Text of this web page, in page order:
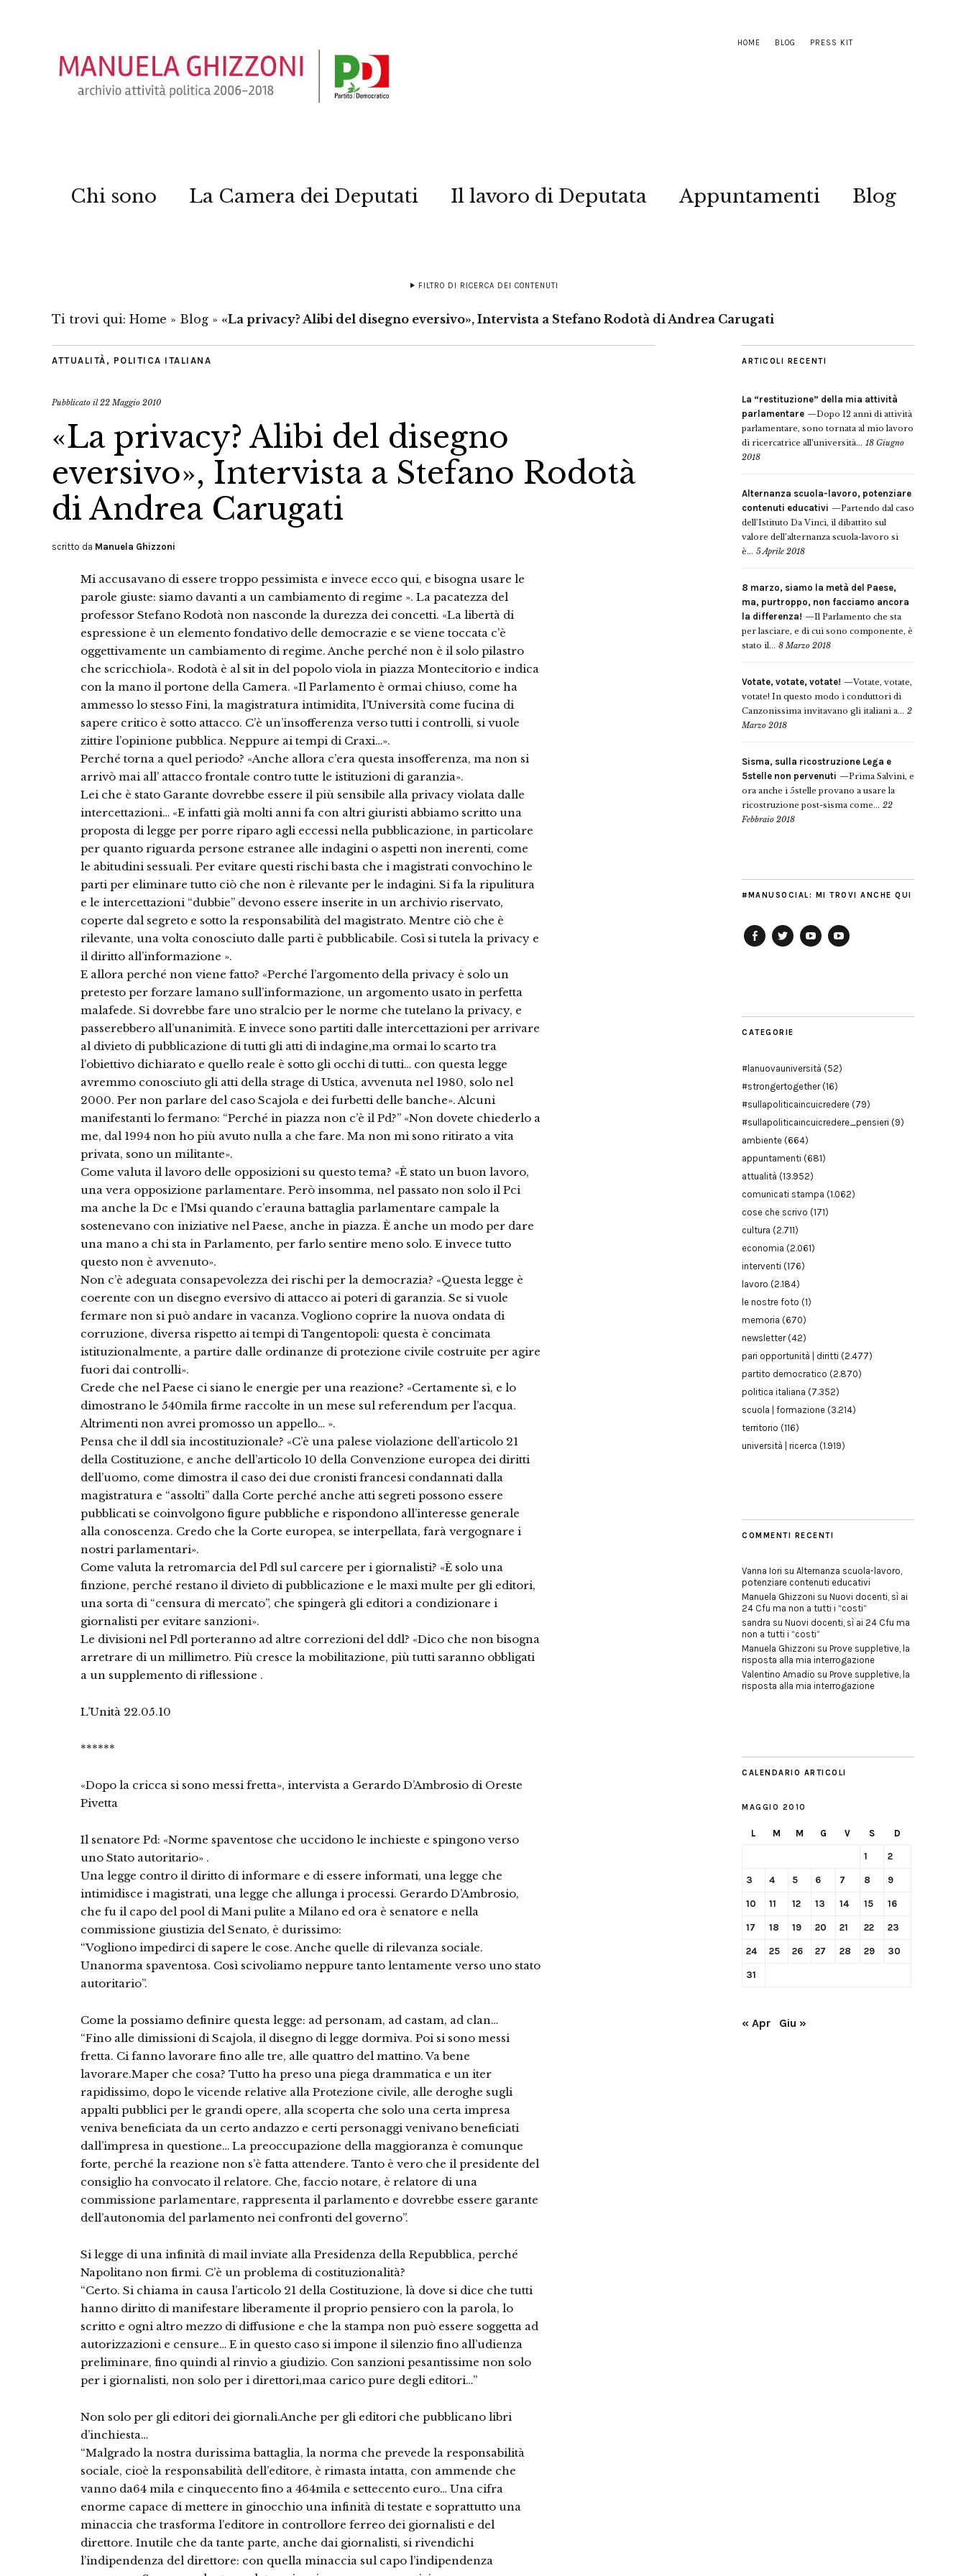
HOME BLOG PRESS KIT
Chi sono La Camera dei Deputati Il lavoro di Deputata Appuntamenti Blog
FILTRO DI RICERCA DEI CONTENUTI
Ti trovi qui: Home » Blog » «La privacy? Alibi del disegno eversivo», Intervista a Stefano Rodotà di Andrea Carugati
ATTUALITÀ , POLITICA ITALIANA
Pubblicato il22 Maggio 2010
«La privacy? Alibi del disegno
eversivo», Intervista a Stefano Rodotà
di Andrea Carugati
scritto da Manuela Ghizzoni
Mi accusavano di essere troppo pessimista e invece ecco qui, e bisogna usare le
parole giuste: siamo davanti a un cambiamento di regime ». La pacatezza del
professor Stefano Rodotà non nasconde la durezza dei concetti. «La libertà di
espressione è un elemento fondativo delle democrazie e se viene toccata c’è
oggettivamente un cambiamento di regime. Anche perché non è il solo pilastro
che scricchiola». Rodotà è al sit in del popolo viola in piazza Montecitorio e indica
con la mano il portone della Camera. «Il Parlamento è ormai chiuso, come ha
ammesso lo stesso Fini, la magistratura intimidita, l’Università come fucina di
sapere critico è sotto attacco. C’è un’insofferenza verso tutti i controlli, si vuole
zittire l’opinione pubblica. Neppure ai tempi di Craxi…».
Perché torna a quel periodo? «Anche allora c’era questa insofferenza, ma non si
arrivò mai all’ attacco frontale contro tutte le istituzioni di garanzia».
Lei che è stato Garante dovrebbe essere il più sensibile alla privacy violata dalle
intercettazioni… «E infatti già molti anni fa con altri giuristi abbiamo scritto una
proposta di legge per porre riparo agli eccessi nella pubblicazione, in particolare
per quanto riguarda persone estranee alle indagini o aspetti non inerenti, come
le abitudini sessuali. Per evitare questi rischi basta che i magistrati convochino le
parti per eliminare tutto ciò che non è rilevante per le indagini. Si fa la ripulitura
e le intercettazioni “dubbie” devono essere inserite in un archivio riservato,
coperte dal segreto e sotto la responsabilità del magistrato. Mentre ciò che è
rilevante, una volta conosciuto dalle parti è pubblicabile. Così si tutela la privacy e
il diritto all’informazione ».
E allora perché non viene fatto? «Perché l’argomento della privacy è solo un
pretesto per forzare lamano sull’informazione, un argomento usato in perfetta
malafede. Si dovrebbe fare uno stralcio per le norme che tutelano la privacy, e
passerebbero all’unanimità. E invece sono partiti dalle intercettazioni per arrivare
al divieto di pubblicazione di tutti gli atti di indagine,ma ormai lo scarto tra
l’obiettivo dichiarato e quello reale è sotto gli occhi di tutti… con questa legge
avremmo conosciuto gli atti della strage di Ustica, avvenuta nel 1980, solo nel
2000. Per non parlare del caso Scajola e dei furbetti delle banche». Alcuni
manifestanti lo fermano: “Perché in piazza non c’è il Pd?” «Non dovete chiederlo a
me, dal 1994 non ho più avuto nulla a che fare. Ma non mi sono ritirato a vita
privata, sono un militante».
Come valuta il lavoro delle opposizioni su questo tema? «È stato un buon lavoro,
una vera opposizione parlamentare. Però insomma, nel passato non solo il Pci
ma anche la Dc e l’Msi quando c’erauna battaglia parlamentare campale la
sostenevano con iniziative nel Paese, anche in piazza. È anche un modo per dare
una mano a chi sta in Parlamento, per farlo sentire meno solo. E invece tutto
questo non è avvenuto».
Non c’è adeguata consapevolezza dei rischi per la democrazia? «Questa legge è
coerente con un disegno eversivo di attacco ai poteri di garanzia. Se si vuole
fermare non si può andare in vacanza. Vogliono coprire la nuova ondata di
corruzione, diversa rispetto ai tempi di Tangentopoli: questa è concimata
istituzionalmente, a partire dalle ordinanze di protezione civile costruite per agire
fuori dai controlli».
Crede che nel Paese ci siano le energie per una reazione? «Certamente sì, e lo
dimostrano le 540mila firme raccolte in un mese sul referendum per l’acqua.
Altrimenti non avrei promosso un appello… ».
Pensa che il ddl sia incostituzionale? «C’è una palese violazione dell’articolo 21
della Costituzione, e anche dell’articolo 10 della Convenzione europea dei diritti
dell’uomo, come dimostra il caso dei due cronisti francesi condannati dalla
magistratura e “assolti” dalla Corte perché anche atti segreti possono essere
pubblicati se coinvolgono figure pubbliche e rispondono all’interesse generale
alla conoscenza. Credo che la Corte europea, se interpellata, farà vergognare i
nostri parlamentari».
Come valuta la retromarcia del Pdl sul carcere per i giornalisti? «È solo una
finzione, perché restano il divieto di pubblicazione e le maxi multe per gli editori,
una sorta di “censura di mercato”, che spingerà gli editori a condizionare i
giornalisti per evitare sanzioni».
Le divisioni nel Pdl porteranno ad altre correzioni del ddl? «Dico che non bisogna
arretrare di un millimetro. Più cresce la mobilitazione, più tutti saranno obbligati
a un supplemento di riflessione .
L’Unità 22.05.10
******
«Dopo la cricca si sono messi fretta», intervista a Gerardo D’Ambrosio di Oreste
Pivetta
Il senatore Pd: «Norme spaventose che uccidono le inchieste e spingono verso
uno Stato autoritario» .
Una legge contro il diritto di informare e di essere informati, una legge che
intimidisce i magistrati, una legge che allunga i processi. Gerardo D’Ambrosio,
che fu il capo del pool di Mani pulite a Milano ed ora è senatore e nella
commissione giustizia del Senato, è durissimo:
“Vogliono impedirci di sapere le cose. Anche quelle di rilevanza sociale.
Unanorma spaventosa. Così scivoliamo neppure tanto lentamente verso uno stato
autoritario”.
Come la possiamo definire questa legge: ad personam, ad castam, ad clan…
“Fino alle dimissioni di Scajola, il disegno di legge dormiva. Poi si sono messi
fretta. Ci fanno lavorare fino alle tre, alle quattro del mattino. Va bene
lavorare.Maper che cosa? Tutto ha preso una piega drammatica e un iter
rapidissimo, dopo le vicende relative alla Protezione civile, alle deroghe sugli
appalti pubblici per le grandi opere, alla scoperta che solo una certa impresa
veniva beneficiata da un certo andazzo e certi personaggi venivano beneficiati
dall’impresa in questione… La preoccupazione della maggioranza è comunque
forte, perché la reazione non s’è fatta attendere. Tanto è vero che il presidente del
consiglio ha convocato il relatore. Che, faccio notare, è relatore di una
commissione parlamentare, rappresenta il parlamento e dovrebbe essere garante
dell’autonomia del parlamento nei confronti del governo”.
Si legge di una infinità di mail inviate alla Presidenza della Repubblica, perché
Napolitano non firmi. C’è un problema di costituzionalità?
“Certo. Si chiama in causa l’articolo 21 della Costituzione, là dove si dice che tutti
hanno diritto di manifestare liberamente il proprio pensiero con la parola, lo
scritto e ogni altro mezzo di diffusione e che la stampa non può essere soggetta ad
autorizzazioni e censure… E in questo caso si impone il silenzio fino all’udienza
preliminare, fino quindi al rinvio a giudizio. Con sanzioni pesantissime non solo
per i giornalisti, non solo per i direttori,maa carico pure degli editori…”
Non solo per gli editori dei giornali.Anche per gli editori che pubblicano libri
d’inchiesta…
“Malgrado la nostra durissima battaglia, la norma che prevede la responsabilità
sociale, cioè la responsabilità dell’editore, è rimasta intatta, con ammende che
vanno da64 mila e cinquecento fino a 464mila e settecento euro… Una cifra
enorme capace di mettere in ginocchio una infinità di testate e soprattutto una
minaccia che trasforma l’editore in controllore ferreo dei giornalisti e del
direttore. Inutile che da tante parte, anche dai giornalisti, si rivendichi
l’indipendenza del direttore: con quella minaccia sul capo l’indipendenza
ARTICOLI RECENTI
La “restituzione” della mia attività
parlamentare
Dopo 12 anni di attività
parlamentare, sono tornata al mio lavoro
di ricercatrice all’università... 18 Giugno
2018
Alternanza scuola-lavoro, potenziare
contenuti educativi
Partendo dal caso
dell’Istituto Da Vinci, il dibattito sul
valore dell’alternanza scuola-lavoro si
è... 5 Aprile 2018
8 marzo, siamo la metà del Paese,
ma, purtroppo, non facciamo ancora
la differenza!
Il Parlamento che sta
per lasciare, e di cui sono componente, è
stato il... 8 Marzo 2018
Votate, votate, votate!
Votate, votate,
votate! In questo modo i conduttori di
Canzonissima invitavano gli italiani a... 2
Marzo 2018
Sisma, sulla ricostruzione Lega e
5stelle non pervenuti
Prima Salvini, e
ora anche i 5stelle provano a usare la
ricostruzione post-sisma come... 22
Febbraio 2018
#MANUSOCIAL: MI TROVI ANCHE QUI
CATEGORIE
#lanuovauniversità (52)
#strongertogether(16)
#sullapoliticaincuicredere (79)
#sullapoliticaincuicredere_pensieri (9)
ambiente (664)
appuntamenti (681)
attualità (13.952)
comunicati stampa (1.062)
cose che scrivo (171)
cultura (2.711)
economia (2.061)
interventi (176)
lavoro (2.184)
le nostre foto (1)
memoria (670)
newsletter(42)
pari opportunità | diritti (2.477)
partito democratico (2.870)
politica italiana (7.352)
scuola | formazione (3.214)
territorio (116)
università | ricerca (1.919)
COMMENTI RECENTI
Vanna Iori su Alternanza scuola-lavoro,
potenziare contenuti educativi
Manuela Ghizzoni su Nuovi docenti, sì ai
24 Cfu ma non a tutti i “costi”
sandra su Nuovi docenti, sì ai 24 Cfu ma
non a tutti i “costi”
Manuela Ghizzoni su Prove suppletive, la
risposta alla mia interrogazione
Valentino Amadio su Prove suppletive, la
risposta alla mia interrogazione
CALENDARIO ARTICOLI
MAGGIO 2010
L M M G V S D
1 2
3 4 5 6 7 8 9
10 11 12 13 14 15 16
17 18 19 20 21 22 23
24 25 26 27 28 29 30
31
« Apr Giu »